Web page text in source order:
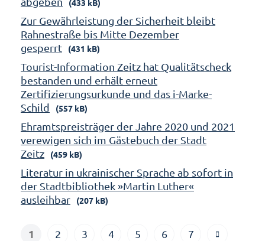
(433 kB)
Zur Gewährleistung der Sicherheit bleibt
Rahnestraße bis Mitte Dezember
gesperrt
(431 kB)
Tourist-Information Zeitz hat Qualitätscheck
bestanden und erhält erneut
Zertifizierungsurkunde und das i-Marke-
Schild
(557 kB)
Ehramtspreisträger der Jahre 2020 und 2021
verewigen sich im Gästebuch der Stadt
Zeitz
(459 kB)
Literatur in ukrainischer Sprache ab sofort in
der Stadtbibliothek »Martin Luther«
ausleihbar
(207 kB)
1 2 3 4 5 6 7